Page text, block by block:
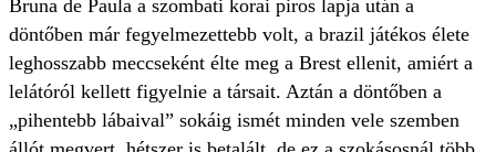
Bruna de Paula a szombati korai piros lapja után a
döntőben már fegyelmezettebb volt, a brazil játékos élete
leghosszabb meccseként élte meg a Brest ellenit, amiért a
lelátóról kellett figyelnie a társait. Aztán a döntőben a
„pihentebb lábaival” sokáig ismét minden vele szemben